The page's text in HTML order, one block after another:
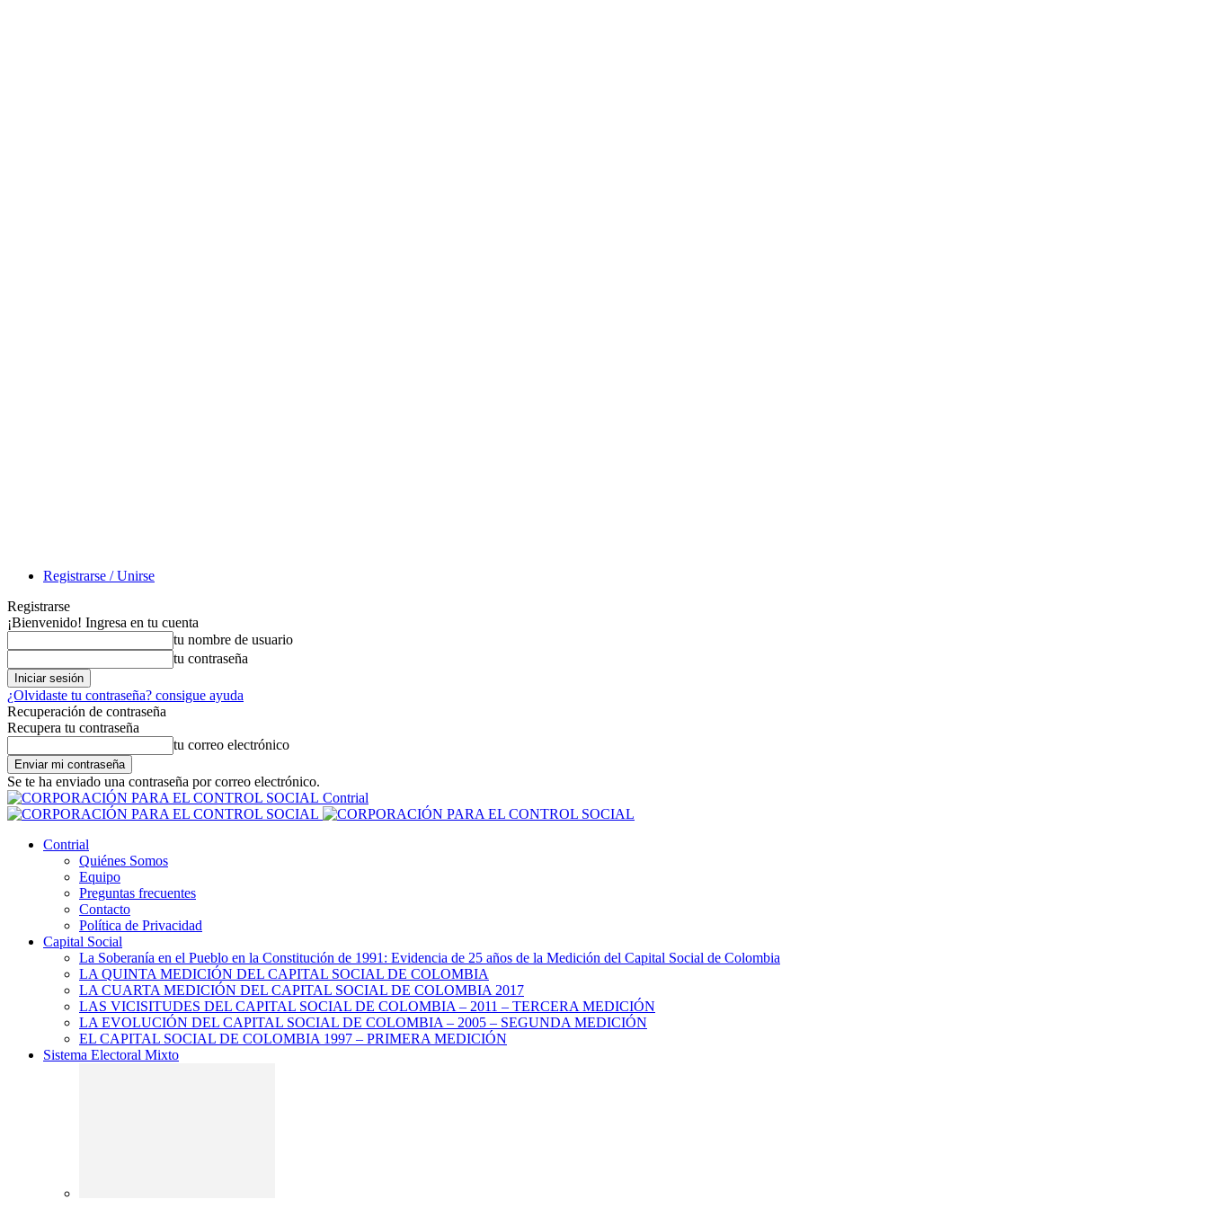
Registrarse / Unirse
Registrarse
¡Bienvenido! Ingresa en tu cuenta
tu nombre de usuario
tu contraseña
¿Olvidaste tu contraseña? consigue ayuda
Recuperación de contraseña
Recupera tu contraseña
tu correo electrónico
Se te ha enviado una contraseña por correo electrónico.
Contrial
Contrial
Quiénes Somos
Equipo
Preguntas frecuentes
Contacto
Política de Privacidad
Capital Social
La Soberanía en el Pueblo en la Constitución de 1991: Evidencia de 25 años de la Medición del Capital Social de Colombia
LA QUINTA MEDICIÓN DEL CAPITAL SOCIAL DE COLOMBIA
LA CUARTA MEDICIÓN DEL CAPITAL SOCIAL DE COLOMBIA 2017
LAS VICISITUDES DEL CAPITAL SOCIAL DE COLOMBIA – 2011 – TERCERA MEDICIÓN
LA EVOLUCIÓN DEL CAPITAL SOCIAL DE COLOMBIA – 2005 – SEGUNDA MEDICIÓN
EL CAPITAL SOCIAL DE COLOMBIA 1997 – PRIMERA MEDICIÓN
Sistema Electoral Mixto